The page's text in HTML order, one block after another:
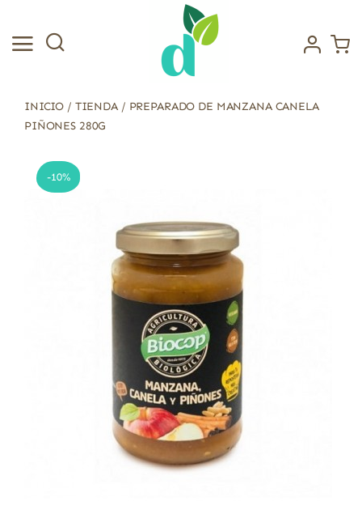
contenido
INICIO / TIENDA/ PREPARADO DE MANZANA CANELA
PIÑONES 280G
-10%